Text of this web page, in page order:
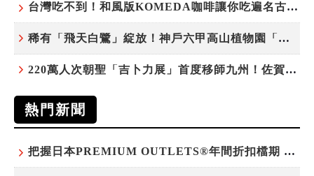
台灣吃不到！和風版KOMEDA咖啡讓你吃遍名古屋在地美食
稀有「飛天白鷺」綻放！神戶六甲高山植物園「鷺草」珍貴現身
220萬人次朝聖「吉卜力展」首度移師九州！佐賀站早鳥平日套票8/10搶先開賣
熱門新聞
把握日本PREMIUM OUTLETS®年間折扣檔期 越買越划算